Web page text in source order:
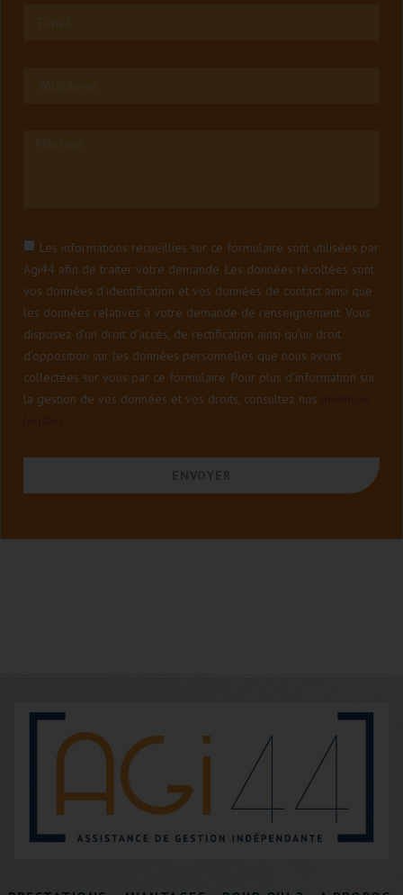
Les informations recueillies sur ce formulaire sont utilisées par
Agi44 afin de traiter votre demande. Les données récoltées sont
vos données d'identification et vos données de contact ainsi que
les données relatives à votre demande de renseignement. Vous
disposez d’un droit d’accès, de rectification ainsi qu’un droit
d’opposition sur les données personnelles que nous avons
collectées sur vous par ce formulaire. Pour plus d’information sur
la gestion de vos données et vos droits, consultez nos